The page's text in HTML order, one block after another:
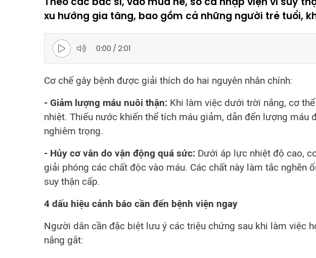
xu hướng gia tăng, bao gồm cả những người trẻ tuổi,
0:00 / 2:01
Cơ chế gây bệnh được giải thích do hai nguyên nhân chính:
- Giảm lượng máu nuôi thận: Khi làm việc dưới trời nắng, cơ
nhiệt. Thiếu nước khiến thể tích máu giảm, dẫn đến lượng máu
nghiêm trọng.
- Hủy cơ vân do vận động quá sức: Dưới áp lực nhiệt độ cao,
giải phóng các chất độc vào máu. Các chất này làm tắc nghẽn
suy thận cấp.
4 dấu hiệu cảnh báo cần đến bệnh viện ngay
Người dân cần đặc biệt lưu ý các triệu chứng sau khi làm việc
nắng gắt: